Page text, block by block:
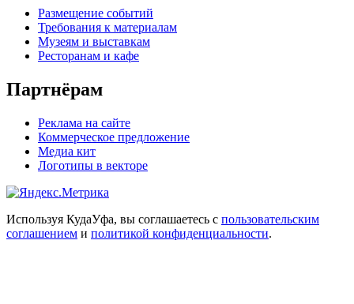
Размещение событий
Требования к материалам
Музеям и выставкам
Ресторанам и кафе
Партнёрам
Реклама на сайте
Коммерческое предложение
Медиа кит
Логотипы в векторе
Используя КудаУфа, вы соглашаетесь с пользовательским
соглашением и политикой конфиденциальности.